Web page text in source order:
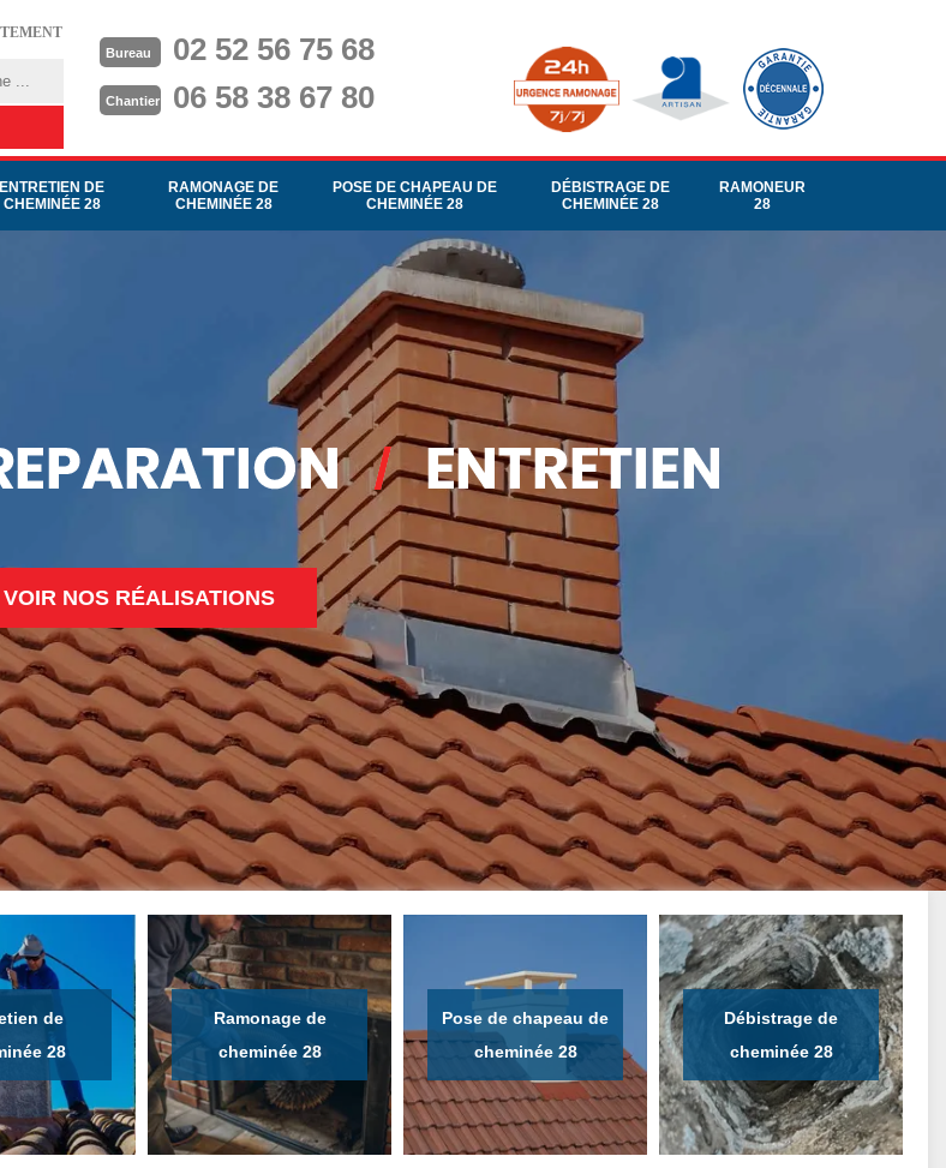
Bureau 02 52 56 75 68
Chantier 06 58 38 67 80
ENTRETIEN DE
CHEMINÉE 28
RAMONAGE DE
CHEMINÉE 28
POSE DE CHAPEAU DE
CHEMINÉE 28
DÉBISTRAGE DE
CHEMINÉE 28
RAMONEUR
28
VOIR NOS RÉALISATIONS
de
28
Ramonage de
cheminée 28
Pose de chapeau de
cheminée 28
Débistrage de
cheminée 28